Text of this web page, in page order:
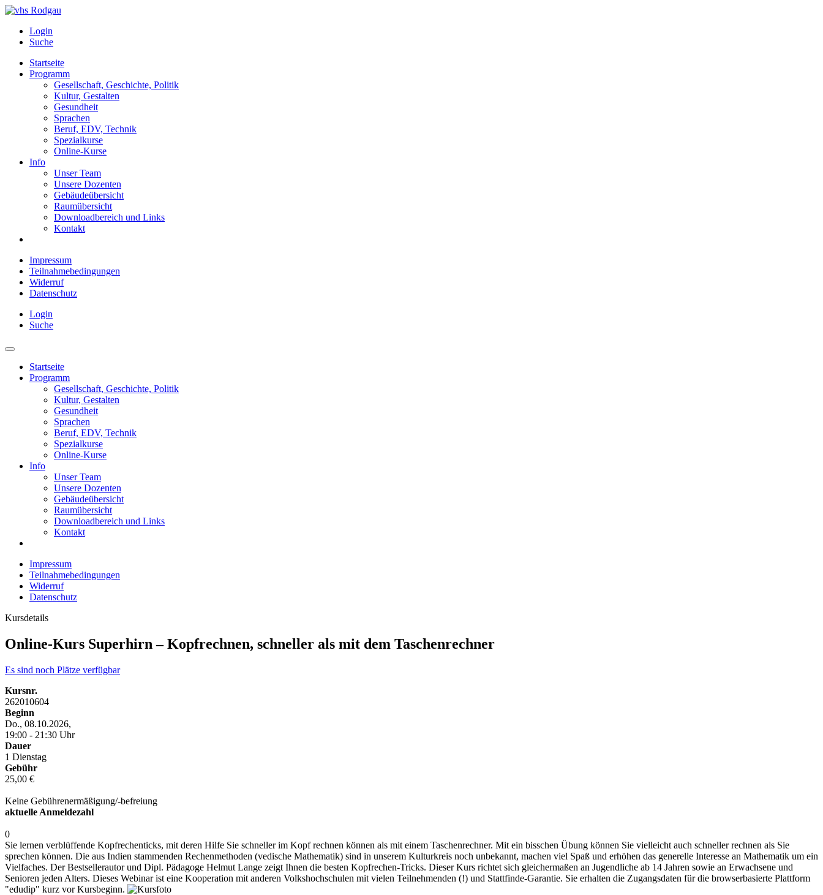
Login
Suche
Startseite
Programm
Gesellschaft, Geschichte, Politik
Kultur, Gestalten
Gesundheit
Sprachen
Beruf, EDV, Technik
Spezialkurse
Online-Kurse
Info
Unser Team
Unsere Dozenten
Gebäudeübersicht
Raumübersicht
Downloadbereich und Links
Kontakt
Impressum
Teilnahmebedingungen
Widerruf
Datenschutz
Login
Suche
Startseite
Programm
Gesellschaft, Geschichte, Politik
Kultur, Gestalten
Gesundheit
Sprachen
Beruf, EDV, Technik
Spezialkurse
Online-Kurse
Info
Unser Team
Unsere Dozenten
Gebäudeübersicht
Raumübersicht
Downloadbereich und Links
Kontakt
Impressum
Teilnahmebedingungen
Widerruf
Datenschutz
Kursdetails
Online-Kurs Superhirn – Kopfrechnen, schneller als mit dem Taschenrechner
Es sind noch Plätze verfügbar
Kursnr.
262010604
Beginn
Do., 08.10.2026,
19:00 - 21:30 Uhr
Dauer
1 Dienstag
Gebühr
25,00 €
Keine Gebührenermäßigung/-befreiung
aktuelle Anmeldezahl
0
Sie lernen verblüffende Kopfrechenticks, mit deren Hilfe Sie schneller im Kopf rechnen können als mit einem Taschenrechner. Mit ein bisschen Übung können Sie vielleicht auch schneller rechnen als Sie
sprechen können. Die aus Indien stammenden Rechenmethoden (vedische Mathematik) sind in unserem Kulturkreis noch unbekannt, machen viel Spaß und erhöhen das generelle Interesse an Mathematik um ein
Vielfaches. Der Bestsellerautor und Dipl. Pädagoge Helmut Lange zeigt Ihnen die besten Kopfrechen-Tricks. Dieser Kurs richtet sich gleichermaßen an Jugendliche ab 14 Jahren sowie an Erwachsene und
Senioren jeden Alters. Dieses Webinar ist eine Kooperation mit anderen Volkshochschulen mit vielen Teilnehmenden (!) und Stattfinde-Garantie. Sie erhalten die Zugangsdaten für die browserbasierte Plattform
"edudip" kurz vor Kursbeginn.